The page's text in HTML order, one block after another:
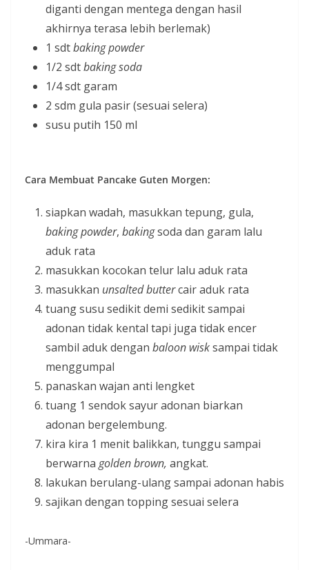
diganti dengan mentega dengan hasil
akhirnya terasa lebih berlemak)
1 sdtbaking powder
1/2 sdtbaking soda
1/4 sdt garam
2 sdm gula pasir (sesuai selera)
susu putih 150 ml
Cara Membuat Pancake Guten Morgen:
siapkan wadah, masukkan tepung, gula,
baking powder, bakingsoda dan garam lalu
aduk rata
masukkan kocokan telur lalu aduk rata
masukkan unsalted buttercair aduk rata
tuang susu sedikit demi sedikit sampai
adonan tidak kental tapi juga tidak encer
sambil aduk dengan baloon wisksampai tidak
menggumpal
panaskan wajan anti lengket
tuang 1 sendok sayur adonan biarkan
adonan bergelembung.
kira kira 1 menit balikkan, tunggu sampai
berwarna golden brown, angkat.
lakukan berulang-ulang sampai adonan habis
sajikan dengan topping sesuai selera
-Ummara-